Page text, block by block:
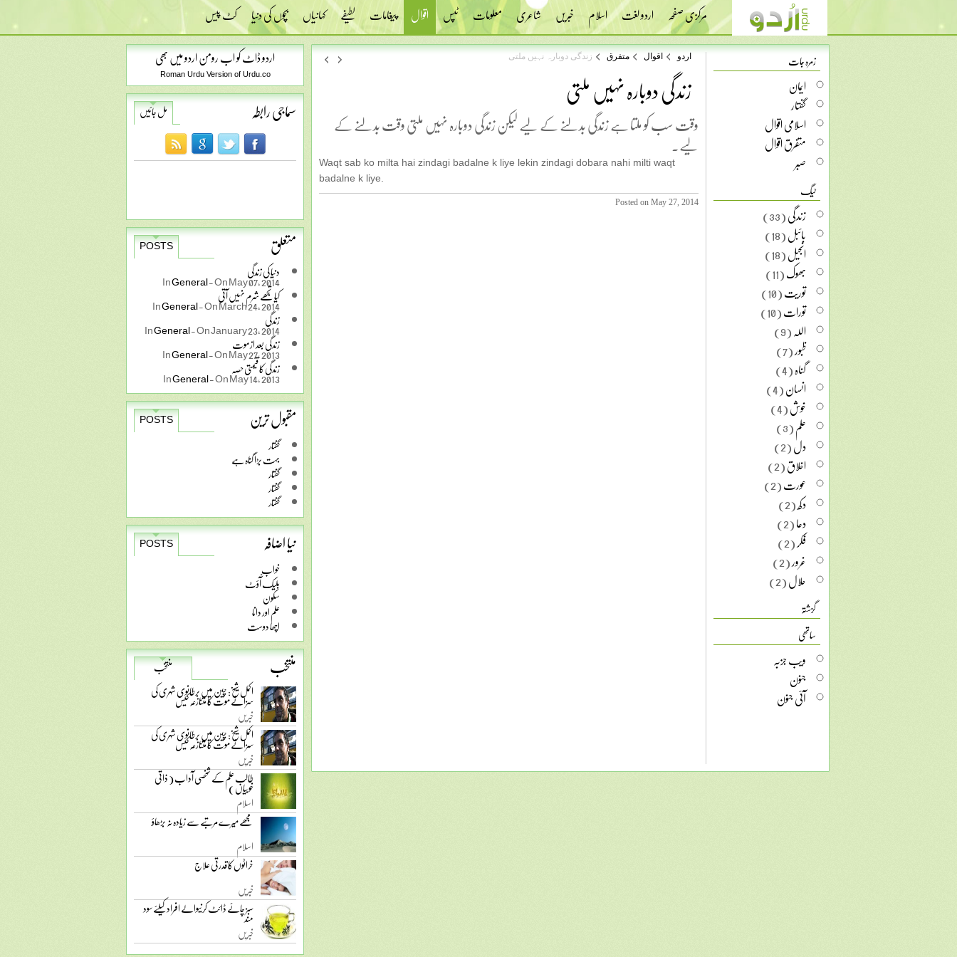
مرکزی صفحہ اردو لغت اسلام خبریں شاعری معلومات ٹپس اقوال پیغامات لطیفے کہانیاں بچوں کی دنیا کٹ پیس
اردو ڈاٹ کو اب رومن اردو میں بھی
Roman Urdu Version of Urdu.co
سماجی رابطہ مل جائیں
متعلق
POSTS
دنیا کی زندگی
InGeneral-On May 07, 2014
کیا تجھے شرم نہیں آتی InGeneral-On March 24, 2014
زندگی InGeneral-On January 23, 2014
زندگی بعد از موت InGeneral-On May 27, 2013
زندگی کا قیمتی حصہ InGeneral-On May 14, 2013
مقبول ترین
POSTS
گفتار
بہت بڑا گناہ ہے
گفتار
گفتار
گفتار
نیا اضافہ
POSTS
خواب
بلیک آّؤٹ
سکون
علم اور دانا
اچھا دوست
منتخب
منتخب
اکمل شیخ: چین میں برطانوی شہری کی
سزائے موت کا متنازعہ کیس
خبریں
اکمل شیخ: چین میں برطانوی شہری کی
سزائے موت کا متنازعہ کیس
خبریں
طالب علم کے شخصی آداب ( ذاتی
خوبیاں )
اسلام
مجھے میرے مرتبے سے زیادہ نہ بڑھاؤ
اسلام
خراٹوں کا قدرتی علاج
خبریں
سبز چائے ڈائٹ کرنیوالے افراد کیلئے سود
مند
خبریں
اردو اقوال متفرق زندگی دوبارہ نہیں ملتی
زندگی دوبارہ نہیں ملتی
وقت سب کو ملتا ہے زندگی بدلنے کے لیے لیکن زندگی دوبارہ نہیں ملتی وقت بدلنے کے
لیے۔
Waqt sab ko milta hai zindagi badalne k liye lekin zindagi dobara nahi milti waqt
badalne k liye.
Posted on May 27, 2014
زمرہ جات
ایمان
گفتار
اسلامی اقوال
متفرق اقوال
صبر
ٹیگ
زندگی(33)
بائبل(18)
انجیل(18)
بھوک(11)
توریت(10)
تورات(10)
اللہ(9)
ظبور(7)
گناہ(4)
انسان(4)
خوش(4)
علم(3)
دل(2)
اخلاق(2)
عورت(2)
دکھ(2)
دعا(2)
فکر(2)
غرور(2)
حلال(2)
گزشتہ
ساتھی
ویب جزبہ
جنون
آئی جنون